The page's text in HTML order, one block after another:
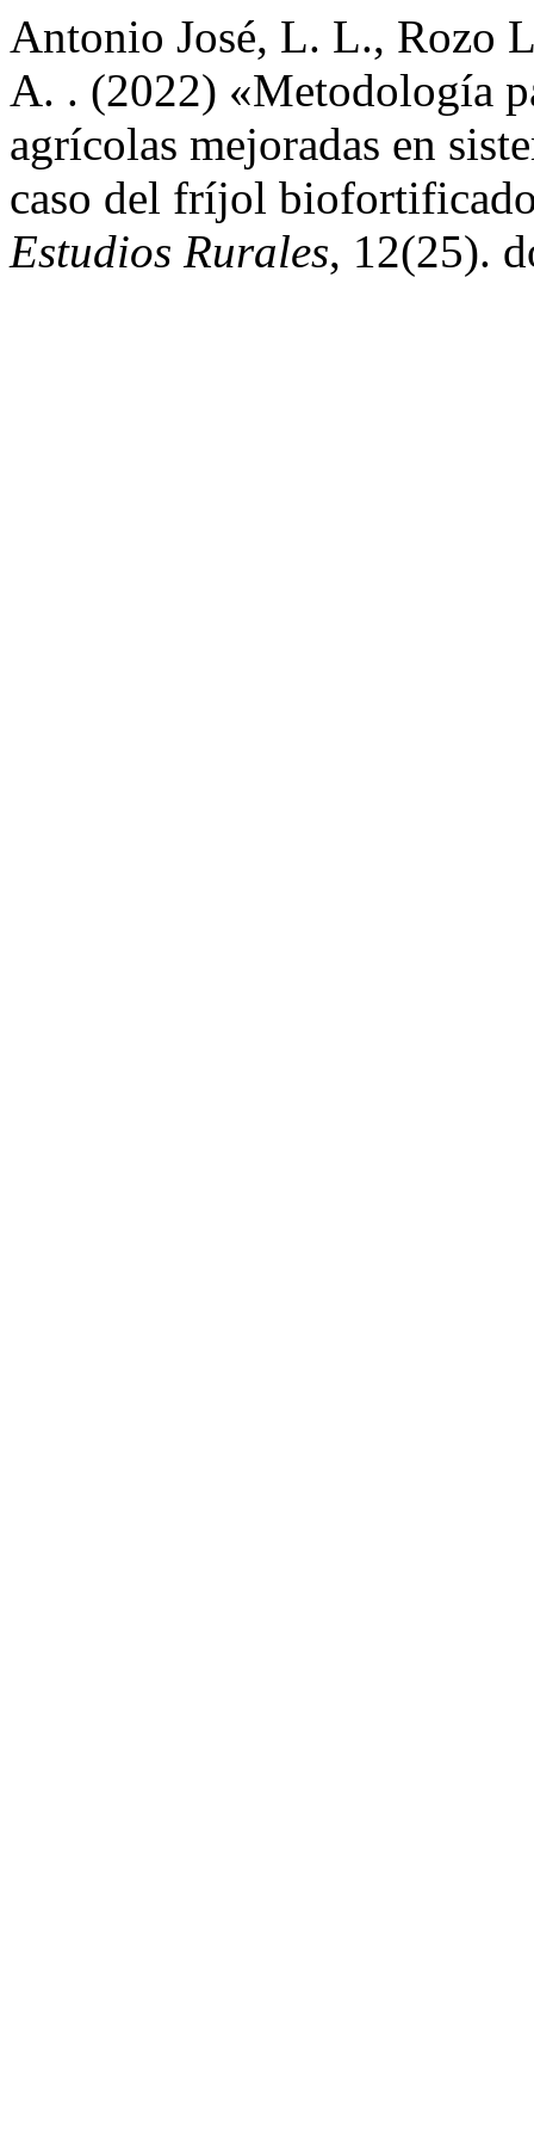
Antonio José, L. L., Rozo
A. . (2022) «Metodología
agrícolas mejoradas en
caso del fríjol
Estudios Rurales, 12(25).